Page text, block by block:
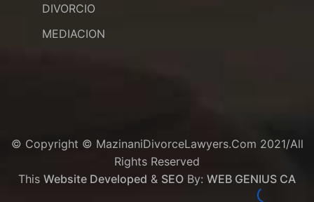
DIVORCIO
MEDIACION
© Copyright © MazinaniDivorceLawyers.com 2021/All
Rights Reserved
This Website Developed & SEO By: WEB GENIUS CA